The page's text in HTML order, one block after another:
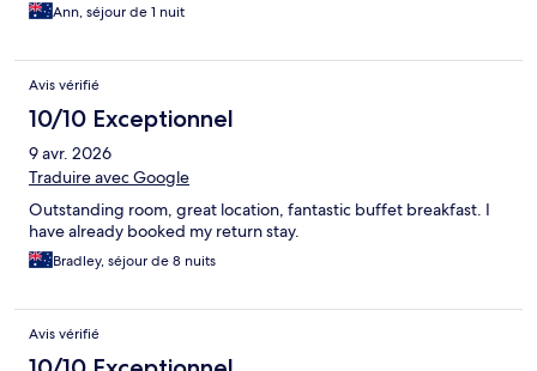
Ann, séjour de 1 nuit
Avis vérifié
10/10 Exceptionnel
9 avr. 2026
Traduire avec Google
Outstanding room, great location, fantastic buffet breakfast. I
have already booked my return stay.
Bradley, séjour de 8 nuits
Avis vérifié